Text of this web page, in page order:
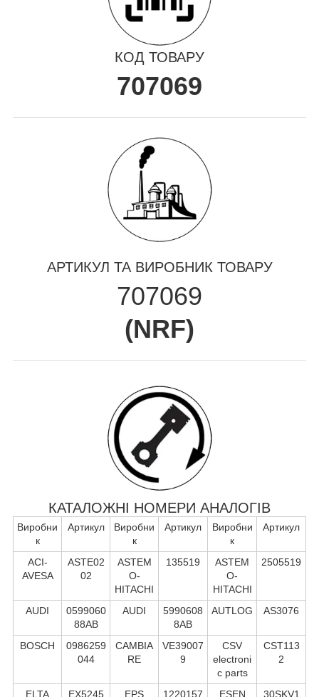
КОД ТОВАРУ
707069
АРТИКУЛ ТА ВИРОБНИК ТОВАРУ
707069
(NRF)
КАТАЛОЖНІ НОМЕРИ АНАЛОГІВ
Виробни
к
Артикул
Виробни
к
Артикул
Виробни
к
Артикул
ACI-
AVESA
ASTE02
02
ASTEM
O-
HITACHI
135519
ASTEM
O-
HITACHI
2505519
AUDI
0599060
88AB
AUDI
5990608
8AB
AUTLOG AS3076
BOSCH
0986259
044
CAMBIA
RE
VE39007
9
CSV
electroni
c parts
CST113
2
ELTA
EX5245 EPS 1220157
ESEN
30SKV1